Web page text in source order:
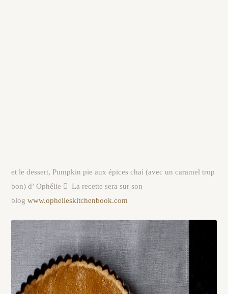
et le dessert, Pumpkin pie aux épices chaì (avec un caramel trop
bon) d’ Ophélie  La recette sera sur son
blogwww.ophelieskitchenbook.com